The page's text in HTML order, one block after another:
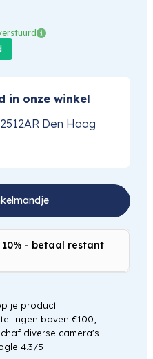
in onze winkel
Den Haag
- betaal restant
je product
boven €100,-
diverse camera's
4.3/5